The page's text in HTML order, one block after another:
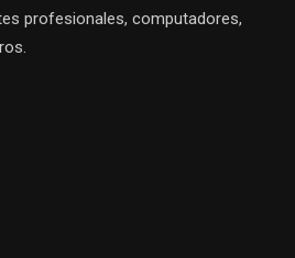
profesionales, computadores,